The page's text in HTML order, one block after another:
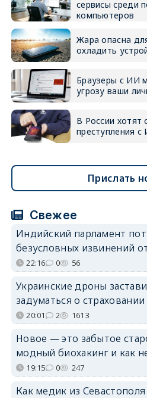
сервисы среди
компьютеров
Жара опасна
охладить
Браузеры с ИИ
угрозу ваши
В России хотят
преступления с
Прислать
Свежее
Индийский парламент
безусловных извинений
22:16 0 56
Украинские дроны
задуматься о страховании
20:01 2 1613
Новое — это забытое
модный биохакинг и как
19:15 0 247
Как медик из